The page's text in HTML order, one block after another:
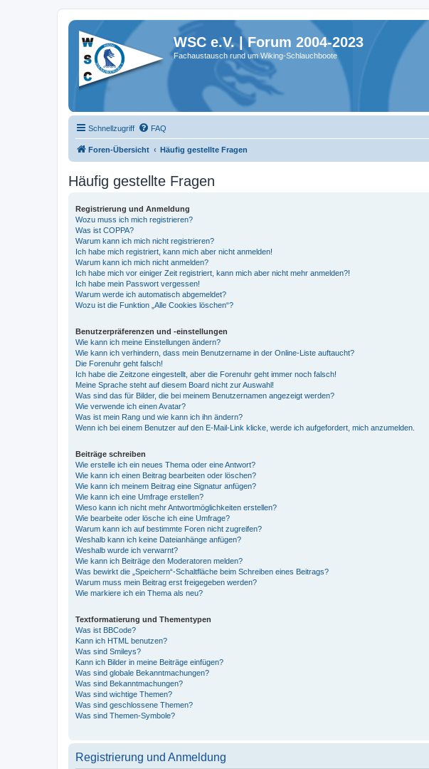
WSC e.V. | Forum 2004-2023
Fachaustausch rund um Wiking-Schlauchboote
Schnellzugriff FAQ
Foren-Übersicht Häufig gestellte Fragen
Häufig gestellte Fragen
Registrierung und Anmeldung
Wozu muss ich mich registrieren?
Was ist COPPA?
Warum kann ich mich nicht registrieren?
Ich habe mich registriert, kann mich aber nicht anmelden!
Warum kann ich mich nicht anmelden?
Ich habe mich vor einiger Zeit registriert, kann mich aber nicht mehr anmelden?!
Ich habe mein Passwort vergessen!
Warum werde ich automatisch abgemeldet?
Wozu ist die Funktion „Alle Cookies löschen“?
Benutzerpräferenzen und -einstellungen
Wie kann ich meine Einstellungen ändern?
Wie kann ich verhindern, dass mein Benutzername in der Online-Liste auftaucht?
Die Forenuhr geht falsch!
Ich habe die Zeitzone eingestellt, aber die Forenuhr geht immer noch falsch!
Meine Sprache steht auf diesem Board nicht zur Auswahl!
Was sind das für Bilder, die bei meinem Benutzernamen angezeigt werden?
Wie verwende ich einen Avatar?
Was ist mein Rang und wie kann ich ihn ändern?
Wenn ich bei einem Benutzer auf den E-Mail-Link klicke, werde ich aufgefordert, mich anzumelden.
Beiträge schreiben
Wie erstelle ich ein neues Thema oder eine Antwort?
Wie kann ich einen Beitrag bearbeiten oder löschen?
Wie kann ich meinem Beitrag eine Signatur anfügen?
Wie kann ich eine Umfrage erstellen?
Wieso kann ich nicht mehr Antwortmöglichkeiten erstellen?
Wie bearbeite oder lösche ich eine Umfrage?
Warum kann ich auf bestimmte Foren nicht zugreifen?
Weshalb kann ich keine Dateianhänge anfügen?
Weshalb wurde ich verwarnt?
Wie kann ich Beiträge den Moderatoren melden?
Was bewirkt die „Speichern“-Schaltfläche beim Schreiben eines Beitrags?
Warum muss mein Beitrag erst freigegeben werden?
Wie markiere ich ein Thema als neu?
Textformatierung und Thementypen
Was ist BBCode?
Kann ich HTML benutzen?
Was sind Smileys?
Kann ich Bilder in meine Beiträge einfügen?
Was sind globale Bekanntmachungen?
Was sind Bekanntmachungen?
Was sind wichtige Themen?
Was sind geschlossene Themen?
Was sind Themen-Symbole?
Registrierung und Anmeldung